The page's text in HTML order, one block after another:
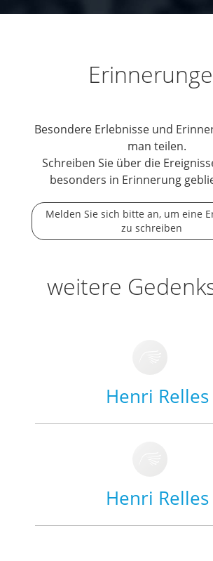
Besondere Erlebnisse und
man teilen.
Schreiben Sie über die
besonders in Erinnerung
Melden Sie sich bitte an, um eine
zu schreiben
weitere
Henri Relles
Henri Relles